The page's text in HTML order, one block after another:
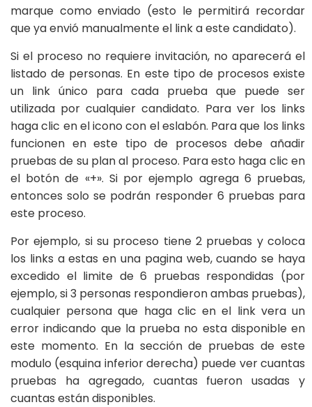
marque como enviado (esto le permitirá recordar
que ya envió manualmente el link a este candidato).
Si el proceso no requiere invitación, no aparecerá el
listado de personas. En este tipo de procesos existe
un link único para cada prueba que puede ser
utilizada por cualquier candidato. Para ver los links
haga clic en el icono con el eslabón. Para que los links
funcionen en este tipo de procesos debe añadir
pruebas de su plan al proceso. Para esto haga clic en
el botón de «+». Si por ejemplo agrega 6 pruebas,
entonces solo se podrán responder 6 pruebas para
este proceso.
Por ejemplo, si su proceso tiene 2 pruebas y coloca
los links a estas en una pagina web, cuando se haya
excedido el limite de 6 pruebas respondidas (por
ejemplo, si 3 personas respondieron ambas pruebas),
cualquier persona que haga clic en el link vera un
error indicando que la prueba no esta disponible en
este momento. En la sección de pruebas de este
modulo (esquina inferior derecha) puede ver cuantas
pruebas ha agregado, cuantas fueron usadas y
cuantas están disponibles.